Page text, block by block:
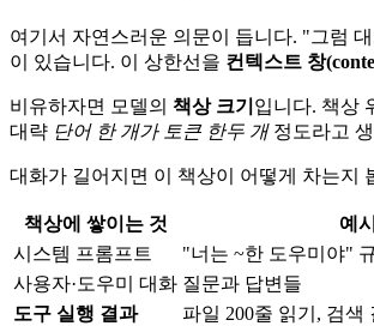
여기서 자연스러운 의문이 듭니다. "그럼
이 있습니다. 이 상한선을 컨텍스트 창
비유하자면 모델의 책상 크기 입니다. 책상
대략 단어 한 개가 토큰 한두 개정도라고
대화가 길어지면 이 책상이 어떻게 차는지
책상에 쌓이는 것 예시
시스템 프롬프트
"너는 ~한 도우미야"
사용자·도우미 대화 질문과 답변들
도구 실행 결과
파일 200줄 읽기, 검색